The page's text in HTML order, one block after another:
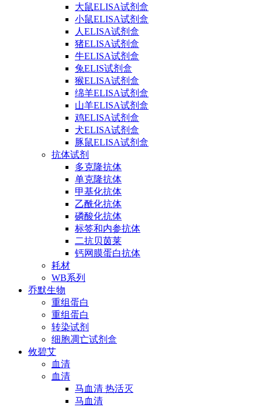
大鼠ELISA试剂盒
小鼠ELISA试剂盒
人ELISA试剂盒
猪ELISA试剂盒
牛ELISA试剂盒
兔ELIS试剂盒
猴ELISA试剂盒
绵羊ELISA试剂盒
山羊ELISA试剂盒
鸡ELISA试剂盒
犬ELISA试剂盒
豚鼠ELISA试剂盒
抗体试剂
多克隆抗体
单克隆抗体
甲基化抗体
乙酰化抗体
磷酸化抗体
标签和内参抗体
二抗贝茵莱
钙网膜蛋白抗体
耗材
WB系列
乔默生物
重组蛋白
重组蛋白
转染试剂
细胞凋亡试剂盒
攸碧艾
血清
血清
马血清 热活灭
马血清